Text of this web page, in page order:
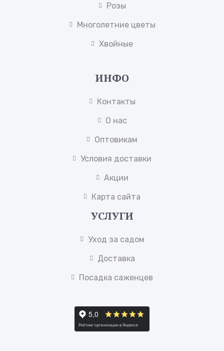
Розы
Многолетние цветы
Хвойные
ИНФО
Контакты
О нас
Оптовикам
Условия доставки
Акции
Карта сайта
УСЛУГИ
Уход за садом
Доставка
Посадка саженцев